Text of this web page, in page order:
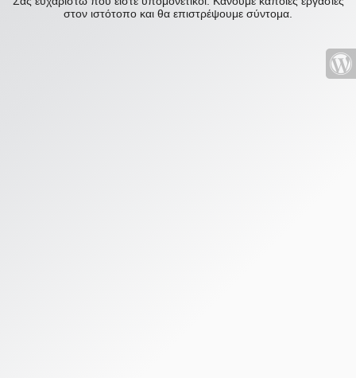
στον ιστότοπο και θα επιστρέψουμε σύντομα.